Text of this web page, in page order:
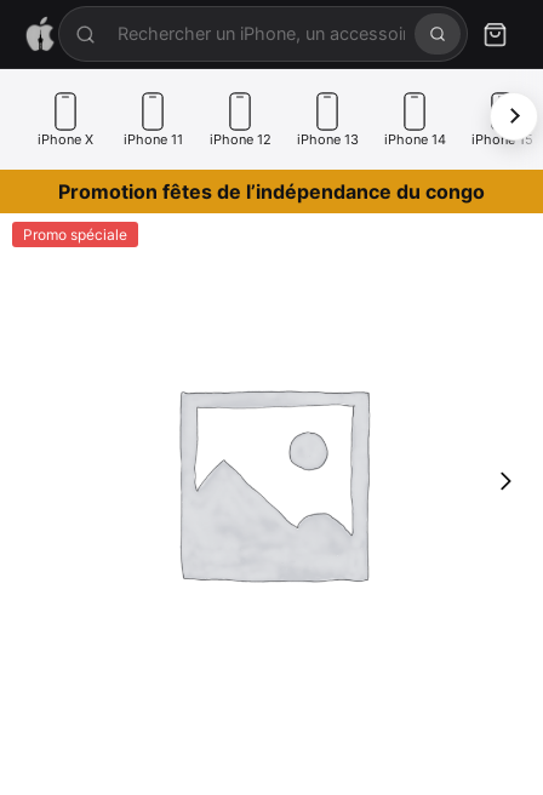
iPhone X iPhone 11 iPhone 12 iPhone 13 iPhone 14 iPhone 15
Promotion fêtes de l’indépendance du congo
Promo spéciale